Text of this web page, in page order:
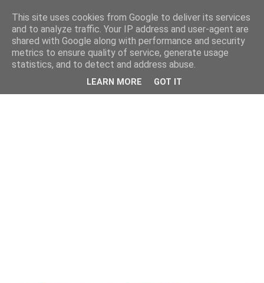
This site uses cookies from Google to deliver its services
and to analyze traffic. Your IP address and user-agent are
shared with Google along with performance and security
metrics to ensure quality of service, generate usage
statistics, and to detect and address abuse.
LEARN MORE GOT IT